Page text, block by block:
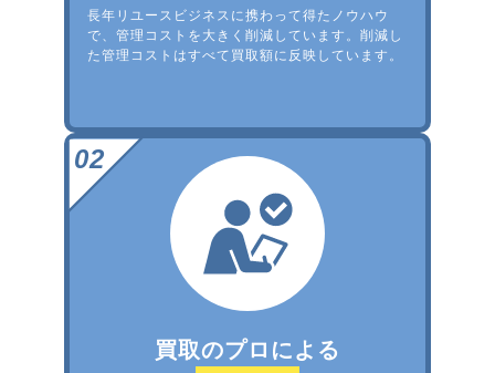
長年リユースビジネスに携わって得たノウハウ
で、管理コストを大きく削減しています。削減し
た管理コストはすべて買取額に反映しています。
買取のプロによる